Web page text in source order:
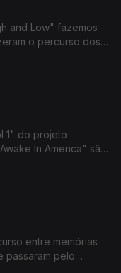
and Low" fazemos
o percurso dos
1" do projeto
In America" são
entre memórias
passaram pelo